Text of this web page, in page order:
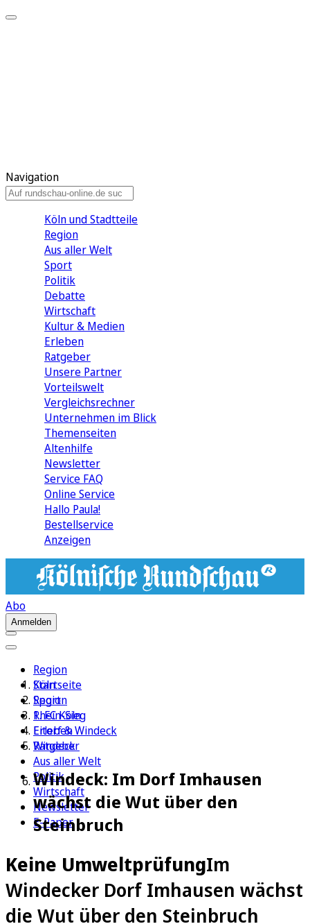
Navigation
Köln und Stadtteile
Region
Aus aller Welt
Sport
Politik
Debatte
Wirtschaft
Kultur & Medien
Erleben
Ratgeber
Unsere Partner
Vorteilswelt
Vergleichsrechner
Unternehmen im Blick
Themenseiten
Altenhilfe
Newsletter
Service FAQ
Online Service
Hallo Paula!
Bestellservice
Anzeigen
Abo
Anmelden
Region
Köln
Sport
1. FC Köln
Erleben
Ratgeber
Aus aller Welt
Politik
Wirtschaft
Newsletter
E-Paper
Startseite
Region
Rhein-Sieg
Eitorf & Windeck
Windeck
Windeck: Im Dorf Imhausen
wächst die Wut über den
Steinbruch
Keine UmweltprüfungIm
Windecker Dorf Imhausen wächst
die Wut über den Steinbruch